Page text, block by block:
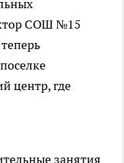
СОШ №15
центр, где
занятия